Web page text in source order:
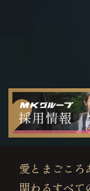
愛とまごころ
関わるすべて